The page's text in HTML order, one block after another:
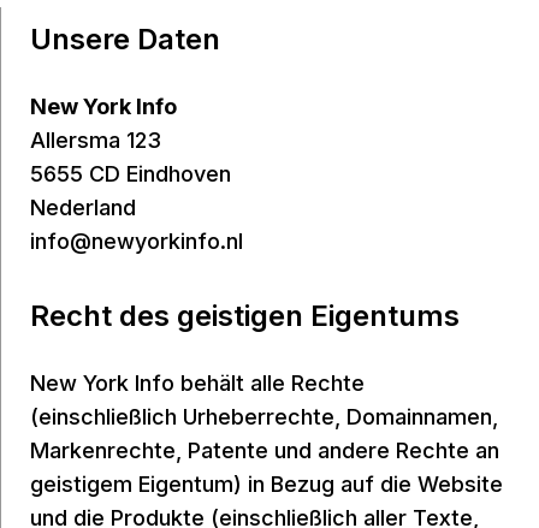
Unsere Daten
New York Info
Allersma 123
5655 CD Eindhoven
Nederland
info@newyorkinfo.nl
Recht des geistigen Eigentums
New York Info behält alle Rechte
(einschließlich Urheberrechte, Domainnamen,
Markenrechte, Patente und andere Rechte an
geistigem Eigentum) in Bezug auf die Website
und die Produkte (einschließlich aller Texte,